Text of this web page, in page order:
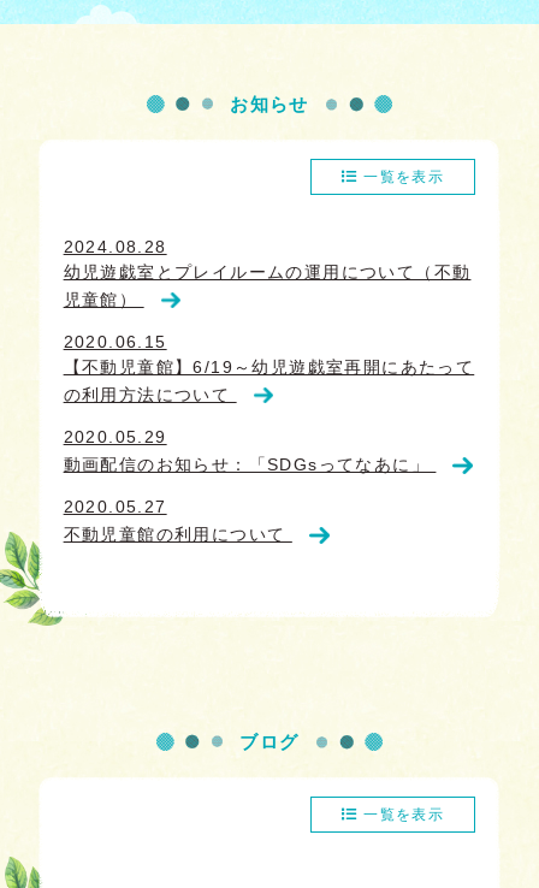
お知らせ
一覧を表示
2024.08.28
幼児遊戯室とプレイルームの運用について（不動
児童館）
2020.06.15
【不動児童館】6/19～幼児遊戯室再開にあたって
の利用方法について
2020.05.29
動画配信のお知らせ：「SDGsってなあに」
2020.05.27
不動児童館の利用について
ブログ
一覧を表示